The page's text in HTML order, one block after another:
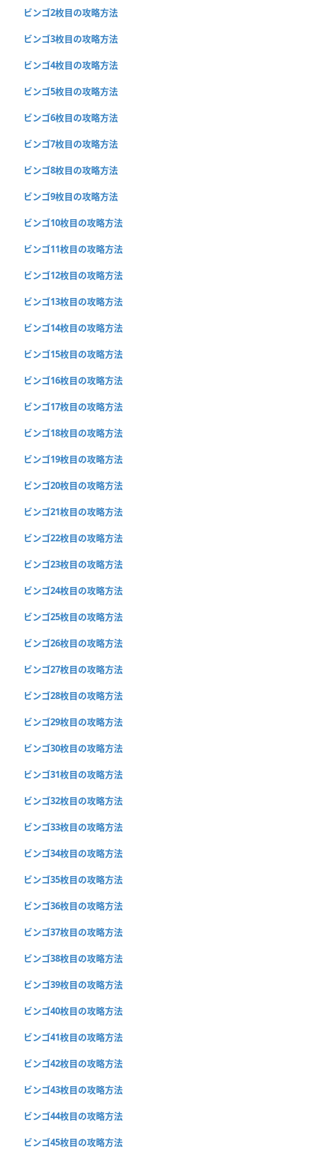
ビンゴ2枚目の攻略方法
ビンゴ3枚目の攻略方法
ビンゴ4枚目の攻略方法
ビンゴ5枚目の攻略方法
ビンゴ6枚目の攻略方法
ビンゴ7枚目の攻略方法
ビンゴ8枚目の攻略方法
ビンゴ9枚目の攻略方法
ビンゴ10枚目の攻略方法
ビンゴ11枚目の攻略方法
ビンゴ12枚目の攻略方法
ビンゴ13枚目の攻略方法
ビンゴ14枚目の攻略方法
ビンゴ15枚目の攻略方法
ビンゴ16枚目の攻略方法
ビンゴ17枚目の攻略方法
ビンゴ18枚目の攻略方法
ビンゴ19枚目の攻略方法
ビンゴ20枚目の攻略方法
ビンゴ21枚目の攻略方法
ビンゴ22枚目の攻略方法
ビンゴ23枚目の攻略方法
ビンゴ24枚目の攻略方法
ビンゴ25枚目の攻略方法
ビンゴ26枚目の攻略方法
ビンゴ27枚目の攻略方法
ビンゴ28枚目の攻略方法
ビンゴ29枚目の攻略方法
ビンゴ30枚目の攻略方法
ビンゴ31枚目の攻略方法
ビンゴ32枚目の攻略方法
ビンゴ33枚目の攻略方法
ビンゴ34枚目の攻略方法
ビンゴ35枚目の攻略方法
ビンゴ36枚目の攻略方法
ビンゴ37枚目の攻略方法
ビンゴ38枚目の攻略方法
ビンゴ39枚目の攻略方法
ビンゴ40枚目の攻略方法
ビンゴ41枚目の攻略方法
ビンゴ42枚目の攻略方法
ビンゴ43枚目の攻略方法
ビンゴ44枚目の攻略方法
ビンゴ45枚目の攻略方法